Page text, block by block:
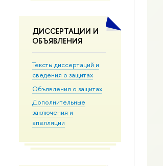
ДИССЕРТАЦИИ И
ОБЪЯВЛЕНИЯ
Тексты диссертаций и
сведения о защитах
Объявления о защитах
Дополнительные
заключения и
апелляции